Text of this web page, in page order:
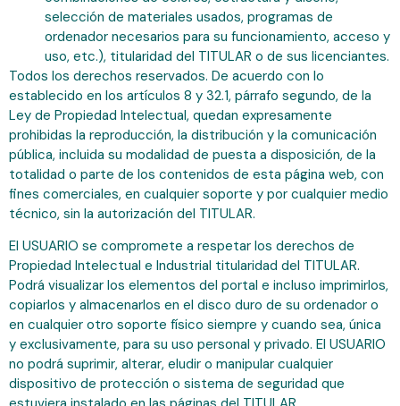
selección de materiales usados, programas de
ordenador necesarios para su funcionamiento, acceso y
uso, etc.), titularidad del TITULAR o de sus licenciantes.
Todos los derechos reservados. De acuerdo con lo
establecido en los artículos 8 y 32.1, párrafo segundo, de la
Ley de Propiedad Intelectual, quedan expresamente
prohibidas la reproducción, la distribución y la comunicación
pública, incluida su modalidad de puesta a disposición, de la
totalidad o parte de los contenidos de esta página web, con
fines comerciales, en cualquier soporte y por cualquier medio
técnico, sin la autorización del TITULAR.
El USUARIO se compromete a respetar los derechos de
Propiedad Intelectual e Industrial titularidad del TITULAR.
Podrá visualizar los elementos del portal e incluso imprimirlos,
copiarlos y almacenarlos en el disco duro de su ordenador o
en cualquier otro soporte físico siempre y cuando sea, única
y exclusivamente, para su uso personal y privado. El USUARIO
no podrá suprimir, alterar, eludir o manipular cualquier
dispositivo de protección o sistema de seguridad que